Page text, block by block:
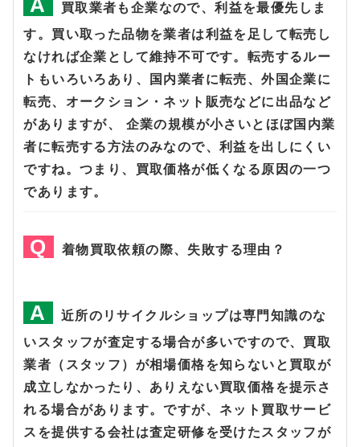
買取業者も企業なので、利益を最優先しま
す。買い取った品物を業者は利益を足して転売し
なければ企業として維持不可です。転売するルー
トもいろいろあり、国内業者に転売、外国企業に
転売、オークション・ネット販売などに出品など
がありますが、 企業の規模が小さいとほぼ国内業
者に転売する方法のみなので、利益を出しにくい
ですね。つまり、買取価格が低くなる原因の一つ
であります。
着物買取依頼の際、失敗する理由？
近所のリサイクルショップは専門知識のな
いスタッフが査定する場合が多いですので、買取
業者（スタッフ）が相場価格を知らないと買取が
成立しなかったり、ありえない買取価格を提示さ
れる場合があります。ですが、ネット買取サービ
スを提供する会社は査定研修を受けたスタッフが